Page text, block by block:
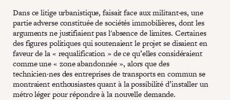
Dans ce litige urbanistique, faisait face aux militant·es, une
partie adverse constituée de sociétés immobilières, dont les
arguments ne justifiaient pas l'absence de limites. Certaines
des figures politiques qui soutenaient le projet se disaient en
faveur de la « requalification » de ce qu’elles considéraient
comme une « zone abandonnée », alors que des
technicien·nes des entreprises de transports en commun se
montraient enthousiastes quant à la possibilité d’installer un
métro léger pour répondre à la nouvelle demande.